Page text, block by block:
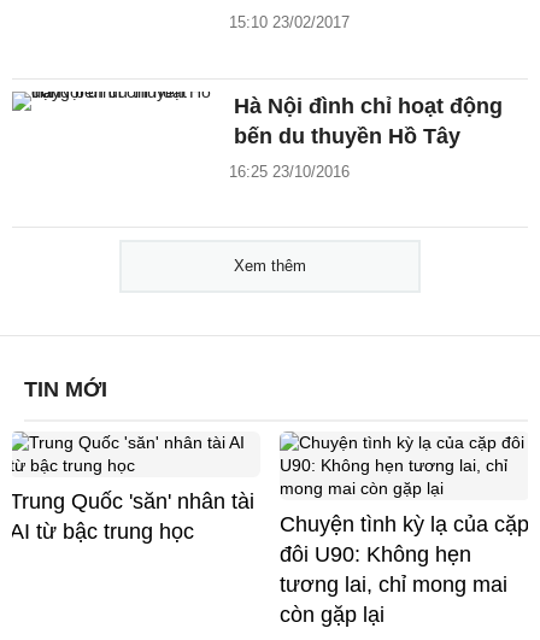
15:10 23/02/2017
Hà Nội đình chỉ hoạt động
bến du thuyền Hồ Tây
16:25 23/10/2016
Xem thêm
TIN MỚI
Trung Quốc 'săn' nhân tài
AI từ bậc trung học
Chuyện tình kỳ lạ của cặp
đôi U90: Không hẹn
tương lai, chỉ mong mai
còn gặp lại